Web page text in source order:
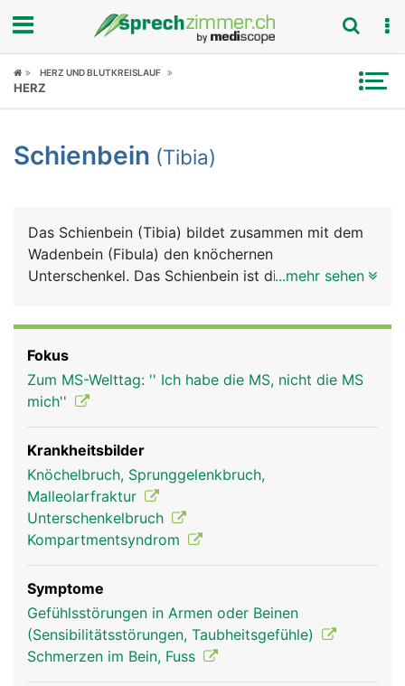
Fokus
Symptome
News
Rubriken
HERZ UND BLUTKREISLAUF
HERZ
Schienbein (Tibia)
Das Schienbein (Tibia) bildet zusammen mit dem
Wadenbein (Fibula) den knöchernen
Unterschenkel. Das Schienbein ist dicker und
langen Schaft dessen Vorderseite direkt unter der
Haut liegt, und einem unteren Ende, das den
Innenknöchel bildet und Teil des oberen
Sprunggelenks ist.
Schienbein Mann
...mehr sehen
Fokus
Zum MS-Welttag: '' Ich habe die MS, nicht die MS
mich''
Krankheitsbilder
Knöchelbruch, Sprunggelenkbruch,
Malleolarfraktur
Unterschenkelbruch
Kompartmentsyndrom
Symptome
Gefühlsstörungen in Armen oder Beinen
(Sensibilitätsstörungen, Taubheitsgefühle)
Schmerzen im Bein, Fuss